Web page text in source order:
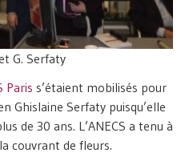
G. Serfaty
Paris s’étaient mobilisés pour
Ghislaine Serfaty puisqu’elle
de 30 ans. L’ANECS a tenu à
couvrant de fleurs.